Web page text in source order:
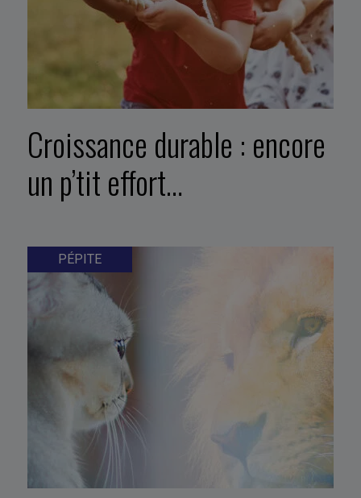
Croissance durable : encore
un p’tit effort…
PÉPITE